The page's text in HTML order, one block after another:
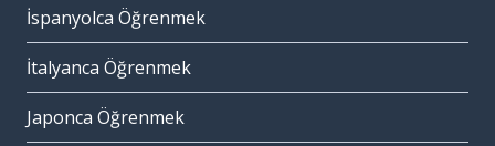
İspanyolca Öğrenmek
İtalyanca Öğrenmek
Japonca Öğrenmek